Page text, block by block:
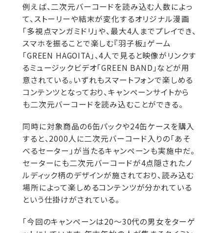
例えば、二次元バーコードを読み込む人数によっ
て、ストーリーや結末が変化するオリジナル漫画
「多視点マンガミドリ」や、最大4人までプレイでき、
スマホを振ることで楽しむ『羽子板』ゲーム
「GREEN HAGOITA」、4人で見ると映像がリンクす
るミュージックビデオ「GREEN BAND」などが用
意されている。いずれもスマートフォンで楽しめる
コンテンツとなっており、キャンペーンサイトから
も二次元バーコードを読み込むことができる。
同時に対象商品の6缶パックや24缶ケースを購入
すると、2000人に二次元バーコード入りの「あそ
べるセーター」が当たるキャンペーンも実施中だ。
セーターにも二次元バーコードが4点隠されたノ
ルディック柄のデザインが施されており、読み込む
場所によって楽しめるコンテンツが分かれている
という仕掛けがされている。
「今回のキャンペーンは20～30代の男女をターゲ